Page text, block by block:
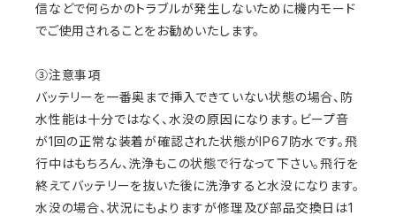
信などで何らかのトラブルが発生しないために機内モード
でご使用されることをお勧めいたします。
③注意事項
バッテリーを一番奥まで挿入できていない状態の場合、防
水性能は十分ではなく、水没の原因になります。ビープ音
が1回の正常な装着が確認された状態がIP67防水です。飛
行中はもちろん、洗浄もこの状態で行なって下さい。飛行を
終えてバッテリーを抜いた後に洗浄すると水没になります。
水没の場合、状況にもよりますが修理及び部品交換日は1